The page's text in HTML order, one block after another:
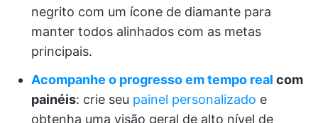
negrito com um ícone de diamante para
manter todos alinhados com as metas
principais.
Acompanhe o progresso em tempo real com
painéis: crie seu painel personalizado e
obtenha uma visão geral de alto nível de